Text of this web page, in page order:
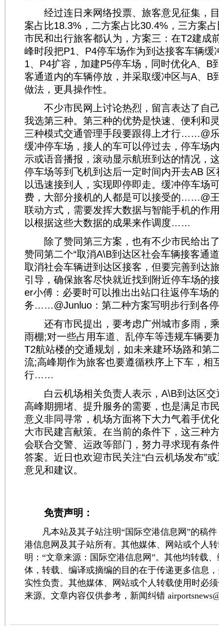
经过连日来网络投票、旅客意见征集，
案占比18.3%，二方案占比30.4%，三方案
市民和出行旅客都认为，方案三：在T2建成
峰时段把P1、P4停车场作为到达接客车辆缓
1、P4扩容，加建P5停车场，同时优化A、B
客通道内的车辆停放，并采取缓冲区与A、B
做法，更具操作性。
不少市民网上讨论热烈，留言表达了自
我选第三种。第三种的优势是快速、便利和
三种模式交通管理手段要跟得上才行……@
缓冲停车场，接人的车可以停过去，停车场
示或语音播报，滚动显示航班到达的情况，
停车场等到飞机到达后一定时间内开去AB
以迅速接到人，实现即停即走。缓冲停车场
费，大部分接机的人都是可以接受的……@
联动方式，需要发挥大数据与智能手机的作
以根据这些大数据的成果来作调度……
除了赞同第三方案，也有不少市民给出
赞同第二个“取消A\B到达区社会车辆接客通
取消社会车辆进到达区接客，但要完善到达
引导，确保旅客尽快就近找到附近停车场
er小傅：必要时可以推出出站口往返停车场
务……@Junluo：第二种方案写明步行到各
还有市民提出，要考虑广州城市多雨，
雨棚;对一些占用车道、乱停车等违规车辆要
T2航站楼的交通规划，如未来建环场路和第
流;高峰期作为旅客也要遵循秩序上下车，相
行……
白云机场相关负责人表示，A\B到达区交
高峰期拥堵、提升服务的需要，也是满足市
意义非同寻常，机场方面将下大力气着手优
大市民建言献策。在当前的条件下，这三种
会联合交警、运政等部门，努力寻求现有条
答案。近日也欢迎市民关注“白云机场发布”
意见和建议。
免责声明：
凡本站及其子站注明“国际空港信息网”的稿件
港信息网及其子站所有。其他媒体、网站或个人
明：“文章来源：国际空港信息网”。其他均转载
体，转载、编译或摘编的目的在于传递更多信息
实性负责。其他媒体、网站或个人转载使用时必
来源。文章内容仅供参考，新闻纠错